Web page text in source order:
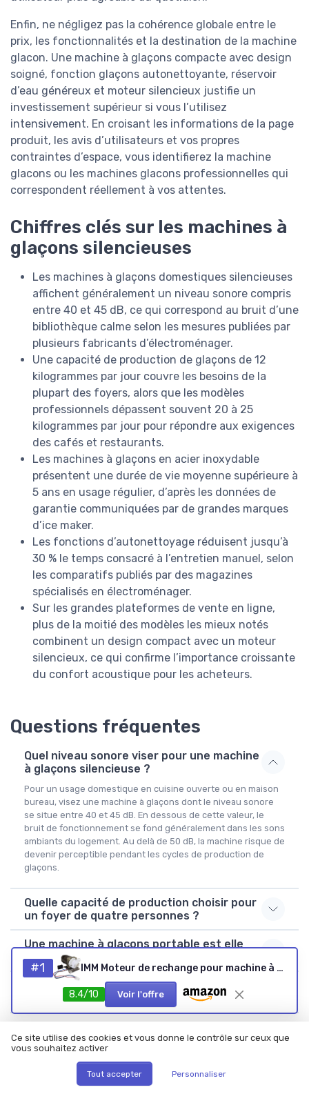
Enfin, ne négligez pas la cohérence globale entre le
prix, les fonctionnalités et la destination de la machine
glacon. Une machine à glaçons compacte avec design
soigné, fonction glaçons autonettoyante, réservoir
d’eau généreux et moteur silencieux justifie un
investissement supérieur si vous l’utilisez
intensivement. En croisant les informations de la page
produit, les avis d’utilisateurs et vos propres
contraintes d’espace, vous identifierez la machine
glacons ou les machines glacons professionnelles qui
correspondent réellement à vos attentes.
Chiffres clés sur les machines à
glaçons silencieuses
Les machines à glaçons domestiques silencieuses
affichent généralement un niveau sonore compris
entre 40 et 45 dB, ce qui correspond au bruit d’une
bibliothèque calme selon les mesures publiées par
plusieurs fabricants d’électroménager.
Une capacité de production de glaçons de 12
kilogrammes par jour couvre les besoins de la
plupart des foyers, alors que les modèles
professionnels dépassent souvent 20 à 25
kilogrammes par jour pour répondre aux exigences
des cafés et restaurants.
Les machines à glaçons en acier inoxydable
présentent une durée de vie moyenne supérieure à
5 ans en usage régulier, d’après les données de
garantie communiquées par de grandes marques
d’ice maker.
Les fonctions d’autonettoyage réduisent jusqu’à
30 % le temps consacré à l’entretien manuel, selon
les comparatifs publiés par des magazines
spécialisés en électroménager.
Sur les grandes plateformes de vente en ligne,
plus de la moitié des modèles les mieux notés
combinent un design compact avec un moteur
silencieux, ce qui confirme l’importance croissante
du confort acoustique pour les acheteurs.
Questions fréquentes
Quel niveau sonore viser pour une machine
à glaçons silencieuse ?
Pour un usage domestique en cuisine ouverte ou en maison
bureau, visez une machine à glaçons dont le niveau sonore
se situe entre 40 et 45 dB. En dessous de cette valeur, le
bruit de fonctionnement se fond généralement dans les sons
ambiants du logement. Au delà de 50 dB, la machine risque de
devenir perceptible pendant les cycles de production de
glaçons.
Quelle capacité de production choisir pour
un foyer de quatre personnes ?
Une machine à glaçons portable est elle
adaptée à un petit bureau ?
Pourquoi privilégier une machine à glaçons
avec fonction autonettoyante ?
inoxydable sont elles vraiment plus
durables ?
Quel est le meilleur machines à glaçons
#1 IMM Moteur de rechange pour machine à glace Hoshizaki S-0730 avec plaque de montage, câble de 35,6 cm et prise.
8.4/10 Voir l'offre
Ce site utilise des cookies et vous donne le contrôle sur ceux que
vous souhaitez activer
Tout accepter Personnaliser